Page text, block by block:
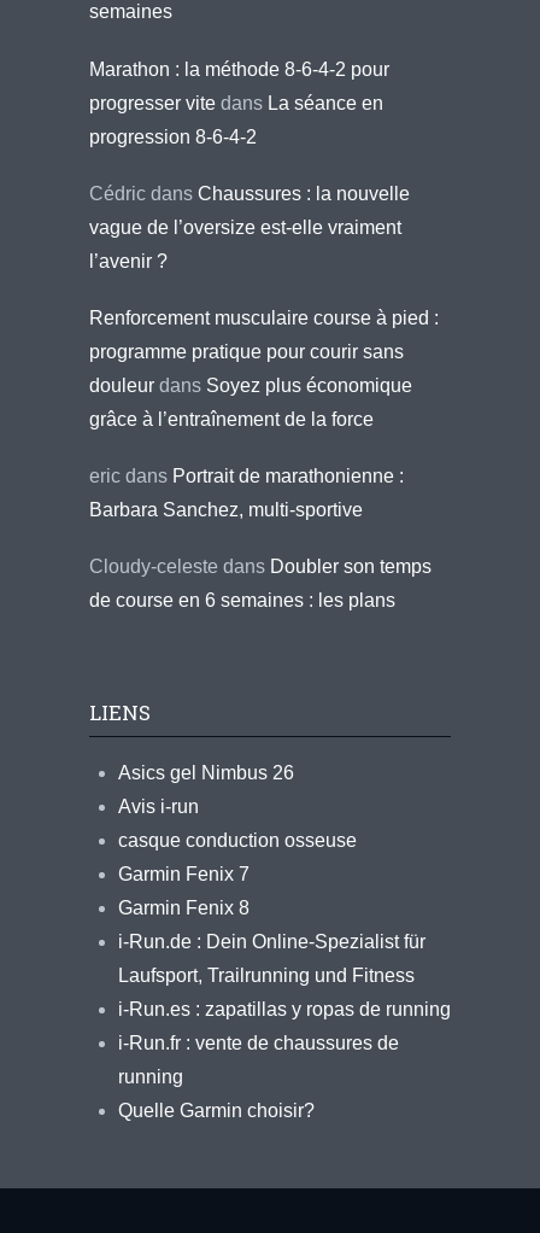
semaines
Marathon : la méthode 8-6-4-2 pour
progresser vite dans La séance en
progression 8-6-4-2
Cédric dans Chaussures : la nouvelle
vague de l’oversize est-elle vraiment
l’avenir ?
Renforcement musculaire course à pied :
programme pratique pour courir sans
douleur dans Soyez plus économique
grâce à l’entraînement de la force
eric dans Portrait de marathonienne :
Barbara Sanchez, multi-sportive
Cloudy-celeste dans Doubler son temps
de course en 6 semaines : les plans
LIENS
Asics gel Nimbus 26
Avis i-run
casque conduction osseuse
Garmin Fenix 7
Garmin Fenix 8
i-Run.de : Dein Online-Spezialist für
Laufsport, Trailrunning und Fitness
i-Run.es : zapatillas y ropas de running
i-Run.fr : vente de chaussures de
running
Quelle Garmin choisir?